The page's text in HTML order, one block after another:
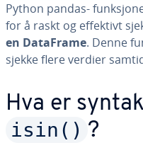
Python pandas-
for å raskt og effektivt
en DataFrame. Denne
sjekke flere verdier
Hva er
isin() ?